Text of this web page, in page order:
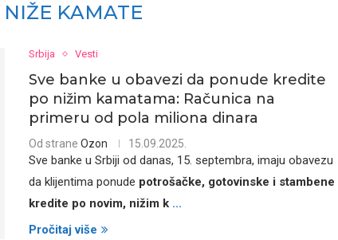
NIŽE KAMATE
Srbija Vesti
Sve banke u obavezi da ponude kredite
po nižim kamatama: Računica na
primeru od pola miliona dinara
Od strane Ozon 15.09.2025.
Sve banke u Srbiji od danas, 15. septembra, imaju obavezu
da klijentima ponude potrošačke, gotovinske i stambene
kredite po novim, nižim k ...
Pročitaj više